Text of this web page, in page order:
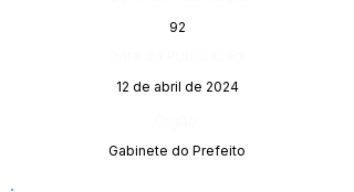
92
12 de abril de 2024
Gabinete do Prefeito